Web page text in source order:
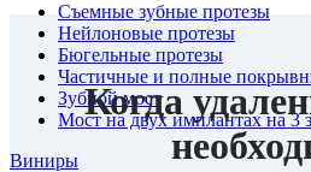
Съемные зубные протезы
Нейлоновые протезы
Бюгельные протезы
Частичные и полные
Зубной мост
Мост на двух имплантах на 3
Виниры
Когда